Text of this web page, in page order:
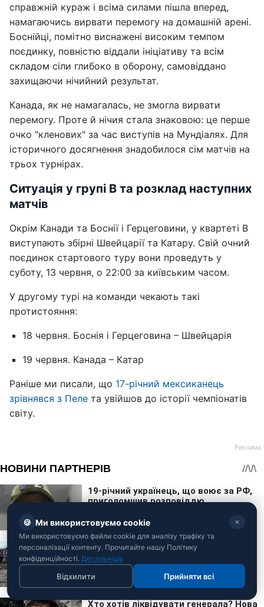
справжній кураж і всіма силами пішла вперед,
намагаючись вирвати перемогу на домашній арені.
Боснійці, помітно виснажені високим темпом
поєдинку, повністю віддали ініціативу та всім
складом сіли глибоко в оборону, самовіддано
захищаючи нічийний результат.
Канада, як не намагалась, не змогла вирвати
перемогу. Проте й нічия стала знаковою: це перше
очко "кленових" за час виступів на Мундіалях. Для
історичного досягнення знадобилося сім матчів на
трьох турнірах.
Ситуація у групі B та розклад наступних
матчів
Окрім Канади та Боснії і Герцеговини, у квартеті B
виступають збірні Швейцарії та Катару. Свій очний
поєдинок стартового туру вони проведуть у
суботу, 13 червня, о 22:00 за київським часом.
У другому турі на команди чекають такі
протистояння:
18 червня. Боснія і Герцеговина – Швейцарія
19 червня. Канада – Катар
Раніше ми писали, що 17-річний мексиканець
зрівнявся з Пеле та увійшов до історії чемпіонатів
світу.
🍪 Ми використовуємо cookie ✕
Ми використовуємо файли cookie для аналізу трафіку та
персоналізації контенту. Прочитайте нашу Політику
конфіденційності. Детальніше
Відхилити Прийняти всі